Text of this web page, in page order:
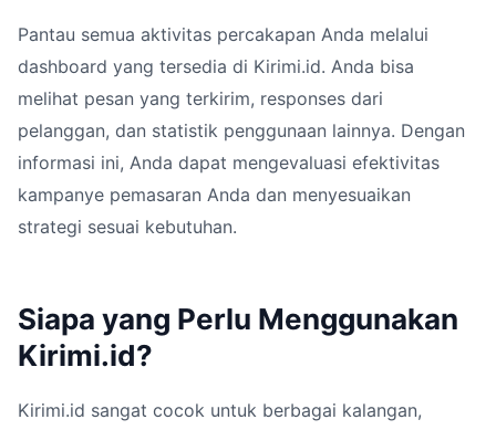
Pantau semua aktivitas percakapan Anda melalui
dashboard yang tersedia di Kirimi.id. Anda bisa
melihat pesan yang terkirim, responses dari
pelanggan, dan statistik penggunaan lainnya. Dengan
informasi ini, Anda dapat mengevaluasi efektivitas
kampanye pemasaran Anda dan menyesuaikan
strategi sesuai kebutuhan.
Siapa yang Perlu Menggunakan
Kirimi.id?
Kirimi.id sangat cocok untuk berbagai kalangan,